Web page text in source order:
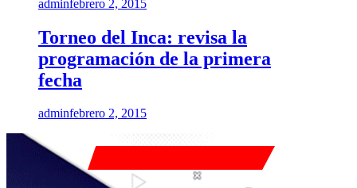
adminfebrero 2, 2015
Torneo del Inca: revisa la
programación de la primera
fecha
adminfebrero 2, 2015